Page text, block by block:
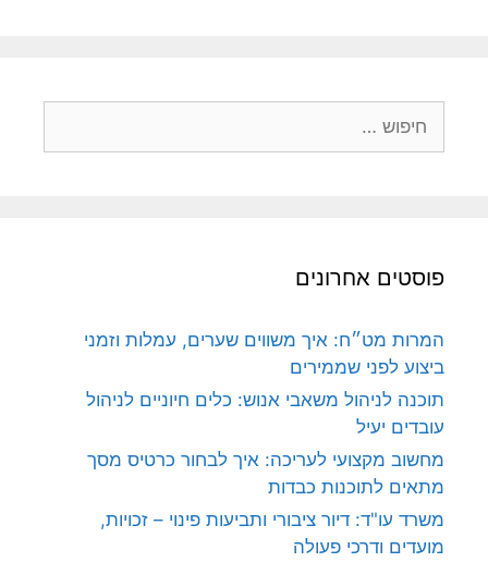
פוסטים אחרונים
המרות מט״ח: איך משווים שערים, עמלות וזמני
ביצוע לפני שממירים
תוכנה לניהול משאבי אנוש: כלים חיוניים לניהול
עובדים יעיל
מחשוב מקצועי לעריכה: איך לבחור כרטיס מסך
מתאים לתוכנות כבדות
משרד עו"ד: דיור ציבורי ותביעות פינוי – זכויות,
מועדים ודרכי פעולה